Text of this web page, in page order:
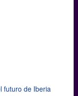
futuro de Iberia